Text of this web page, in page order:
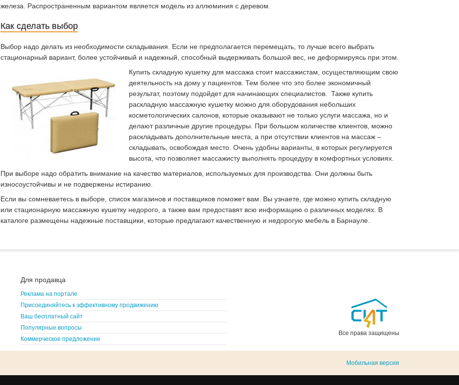
железа. Распространенным вариантом является модель из аллюминия с деревом.
Как сделать выбор
Выбор надо делать из необходимости складывания. Если не предполагается перемещать, то лучше всего выбрать
стационарный вариант, более устойчивый и надежный, способный выдерживать большой вес, не деформируясь при этом.
Купить складную кушетку для массажа стоит массажистам, осуществляющим свою
деятельность на дому у пациентов. Тем более что это более экономичный
результат, поэтому подойдет для начинающих специалистов. Также купить
раскладную массажную кушетку можно для оборудования небольших
косметологических салонов, которые оказывают не только услуги массажа, но и
делают различные другие процедуры. При большом количестве клиентов, можно
раскладывать дополнительные места, а при отсутствии клиентов на массаж –
складывать, освобождая место. Очень удобны варианты, в которых регулируется
высота, что позволяет массажисту выполнять процедуру в комфортных условиях.
При выборе надо обратить внимание на качество материалов, используемых для производства. Они должны быть
износоустойчивы и не подвержены истиранию.
Если вы сомневаетесь в выборе, список магазинов и поставщиков поможет вам. Вы узнаете, где можно купить складную
или стационарную массажную кушетку недорого, а также вам предоставят всю информацию о различных моделях. В
каталоге размещены надежные поставщики, которые предлагают качественную и недорогую мебель в Барнауле.
Для продавца
Реклама на портале
Присоединяйтесь к эффективному продвижению
Ваш бесплатный сайт
Популярные вопросы
Коммерческое предложение
Все права защищены
Мобильная версия